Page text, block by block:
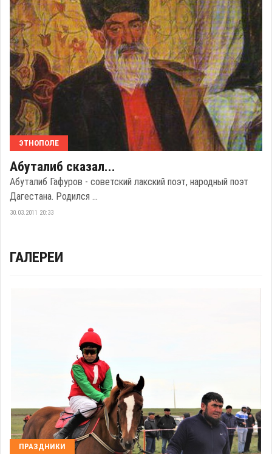
ЭТНОПОЛЕ
Абуталиб сказал...
Абуталиб Гафуров - советский лакский поэт, народный поэт
Дагестана. Родился ...
30.03.2011 20:33
ГАЛЕРЕИ
ПРАЗДНИКИ